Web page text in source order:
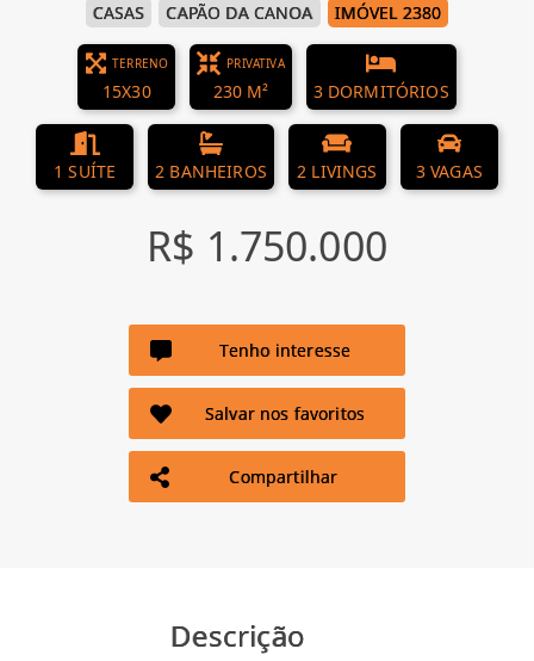
CASAS CAPÃO DA CANOA IMÓVEL 2380
TERRENO
15X30
PRIVATIVA
230 M² 3 DORMITÓRIOS
1 SUÍTE 2 BANHEIROS 2 LIVINGS 3 VAGAS
R$ 1.750.000
Tenho interesse
Salvar nos favoritos
Compartilhar
Descrição